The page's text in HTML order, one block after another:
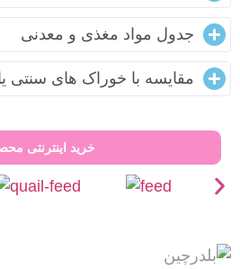
جدول مواد مغذی و معدنی
مقایسه با خوراک های سنتی
خرید اینترنتی